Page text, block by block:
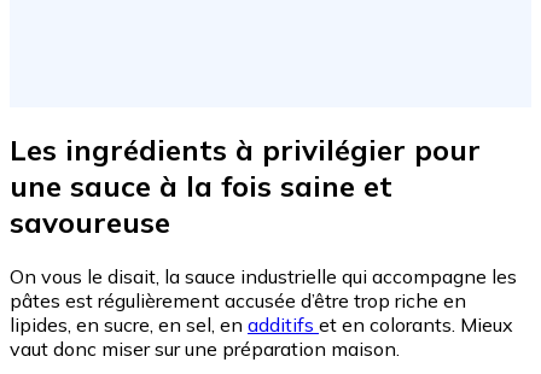
Les ingrédients à privilégier pour
une sauce à la fois saine et
savoureuse
On vous le disait, la sauce industrielle qui accompagne les
pâtes est régulièrement accusée d’être trop riche en
lipides, en sucre, en sel, en additifs et en colorants. Mieux
vaut donc miser sur une préparation maison.